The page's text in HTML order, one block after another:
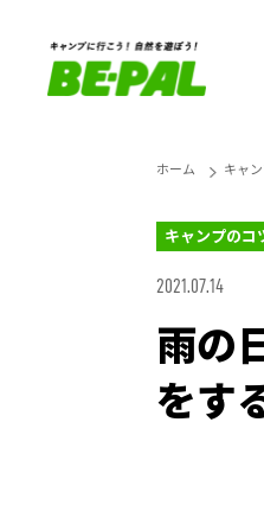
ホーム キャ
キャンプのコ
2021.07.14
雨の
をす